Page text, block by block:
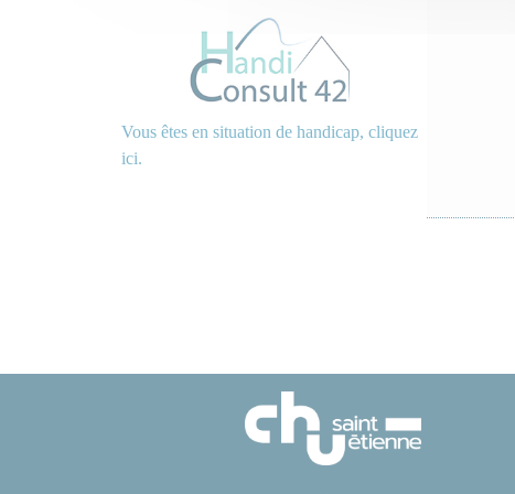
Vous êtes en situation de handicap, cliquez
ici.